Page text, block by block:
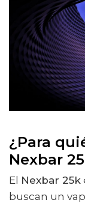
¿Para
Nexbar
El Nexbar 25k
buscan un